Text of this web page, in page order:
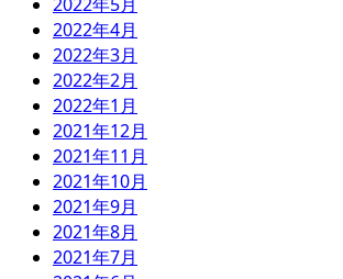
2022年4月
2022年3月
2022年2月
2022年1月
2021年12月
2021年11月
2021年10月
2021年9月
2021年8月
2021年7月